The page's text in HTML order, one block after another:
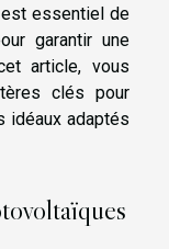
essentiel de
garantir une
article, vous
clés pour
idéaux adaptés